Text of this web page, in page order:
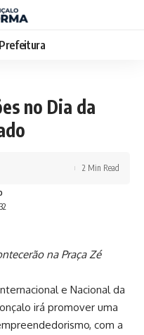
Prefeitura
no Dia da
2 Min Read
na Praça Zé
e Nacional da
irá promover uma
com a